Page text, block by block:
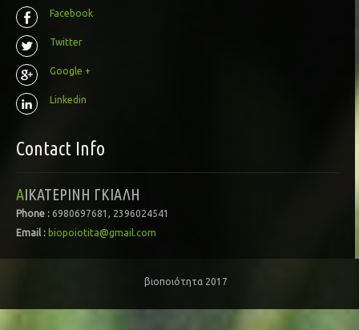
Facebook
Twitter
Google +
Linkedin
Contact Info
ΑΙΚΑΤΕΡΙΝΗ ΓΚΙΑΛΗ
Phone : 6980697681, 2396024541
Email : biopoiotita@gmail.com
βιοποιότητα 2017